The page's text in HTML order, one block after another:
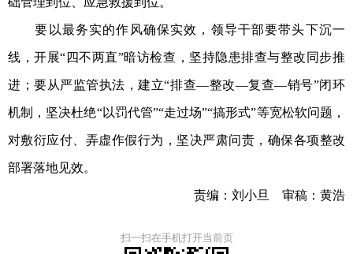
要以最务实的作风确保实效，领导干部要带头下沉一
线，开展“四不两直”暗访检查，坚持隐患排查与整改同步推
进；要从严监管执法，建立“排查—整改—复查—销号”闭环
机制，坚决杜绝“以罚代管”“走过场”“搞形式”等宽松软问题，
对敷衍应付、弄虚作假行为，坚决严肃问责，确保各项整改
部署落地见效。
责编：刘小旦 审稿：黄浩
扫一扫在手机打开当前页